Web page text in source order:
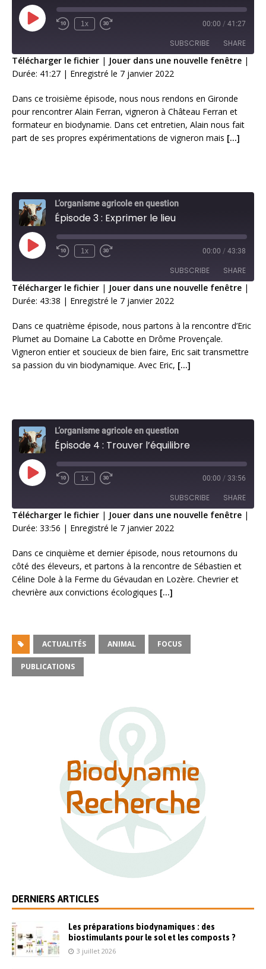
1x 00:00 / 41:27
SUBSCRIBE SHARE
SHARE
LINK
EMBED
Télécharger le fichier | Jouer dans une nouvelle fenêtre |
Durée: 41:27 | Enregistré le 7 janvier 2022
Dans ce troisième épisode, nous nous rendons en Gironde
pour rencontrer Alain Ferran, vigneron à Château Ferran et
formateur en biodynamie. Dans cet entretien, Alain nous fait
part de ses propres expérimentations de vigneron mais […]
L’organisme agricole en question
Épisode 3 : Exprimer le lieu
1x 00:00 / 43:38
SUBSCRIBE SHARE
SHARE
LINK
EMBED
Télécharger le fichier | Jouer dans une nouvelle fenêtre |
Durée: 43:38 | Enregistré le 7 janvier 2022
Dans ce quatrième épisode, nous partons à la rencontre d’Eric
Plumet au Domaine La Cabotte en Drôme Provençale.
Vigneron entier et soucieux de bien faire, Eric sait transmettre
sa passion du vin biodynamique. Avec Eric, […]
L’organisme agricole en question
Épisode 4 : Trouver l’équilibre
1x 00:00 / 33:56
SUBSCRIBE SHARE
SHARE
LINK
EMBED
Télécharger le fichier | Jouer dans une nouvelle fenêtre |
Durée: 33:56 | Enregistré le 7 janvier 2022
Dans ce cinquième et dernier épisode, nous retournons du
côté des éleveurs, et partons à la rencontre de Sébastien et
Céline Dole à la Ferme du Gévaudan en Lozère. Chevrier et
chevrière aux convictions écologiques […]
ACTUALITÉS ANIMAL FOCUS
PUBLICATIONS
DERNIERS ARTICLES
Les préparations biodynamiques : des
biostimulants pour le sol et les composts ?
3 juillet 2026